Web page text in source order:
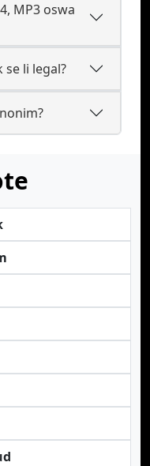
MP3 oswa
se li legal?